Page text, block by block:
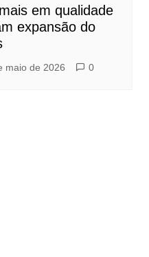
em qualidade
expansão do
maio de 2026 0